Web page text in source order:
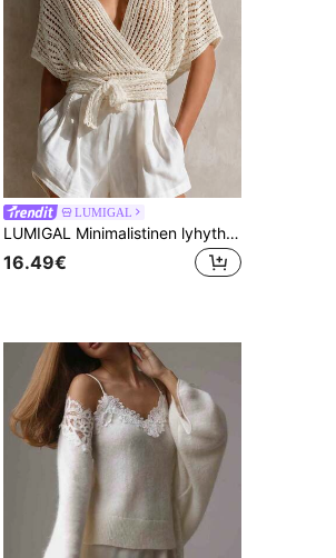
LUMIGAL
LUMIGAL Minimalistinen lyhythihainen väljä lepakkoihainen solmittava aurinkosuojakardigaani-huivi
16.49€